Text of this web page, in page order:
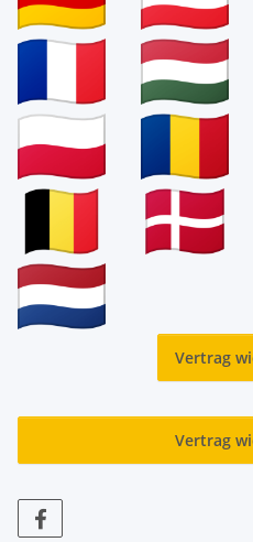
Vertrag
Vertrag